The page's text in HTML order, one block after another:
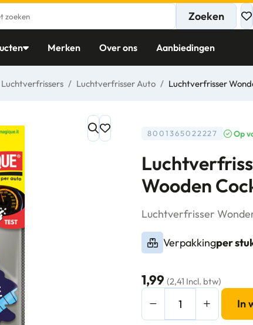
Zoeken
Merken Over ons Aanbiedingen
Luchtverfrissers / Luchtverfrisser Auto / Luchtverfrisser
8001365022227 Op
Wooden
Luchtverfrisser
Verpakkingper
1,99(2,41 Incl. btw)
Wonderboom
In